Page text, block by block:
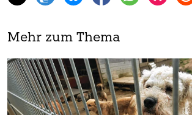
Mehr zum Thema